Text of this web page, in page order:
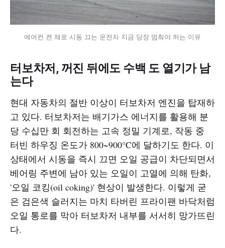
에어컨 켠 채로 시동 끄는 운전자 지금 당장 멈춰야 하는 이유
터보차저, 꺼진 뒤에도 수백 도 열기가 남
는다
현대 자동차의 절반 이상이 터보차저 엔진을 탑재하
고 있다. 터보차저는 배기가스 에너지를 활용해 분
당 수십만 회 회전하는 고속 정밀 기계로, 작동 중
터빈 하우징 온도가 800~900°C에 달하기도 한다. 이
상태에서 시동을 즉시 끄면 오일 공급이 차단되면서
베어링 주변에 남아 있는 오일이 고열에 의해 탄화,
'오일 코킹(oil coking)' 현상이 발생한다. 이렇게 굳
은 검은색 슬러지는 마치 타버린 프라이팬 바닥처럼
오일 통로를 막아 터보차저 내부를 서서히 망가뜨린
다.